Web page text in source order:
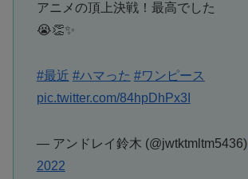
アニメの頂上決戦！最高でした
😭👏✨
#最近 #ハマった #ワンピース
pic.twitter.com/84hpDhPx3I
— アンドレイ鈴木 (@jwtktmltm5436)
2022